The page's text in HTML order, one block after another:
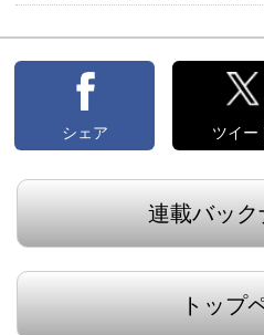
シェア ツイー
連載バック
トップ